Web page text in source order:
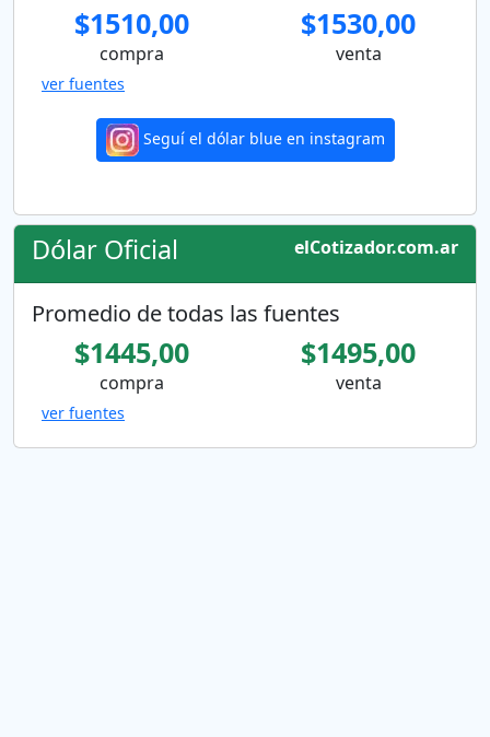
$1510,00
compra
$1530,00
venta
ver fuentes
Seguí el dólar blue en instagram
Dólar Oficial elCotizador.com.ar
Promedio de todas las fuentes
$1445,00
compra
$1495,00
venta
ver fuentes